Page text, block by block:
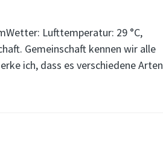
Lufttemperatur: 29 °C,
Gemeinschaft kennen wir alle
ich, dass es verschiedene Arten